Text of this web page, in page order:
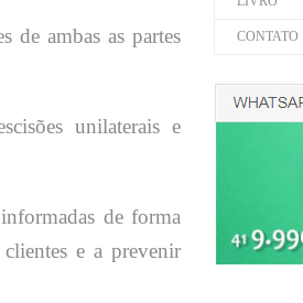
de ambas as partes
unilaterais e
de forma
e a prevenir
CONTATO